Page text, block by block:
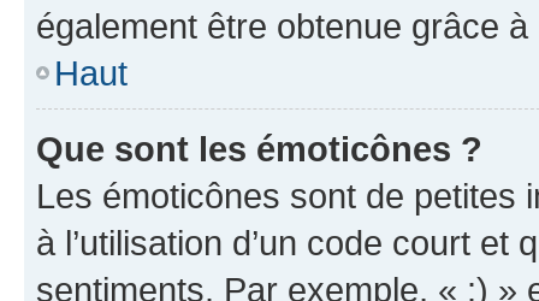
également être obtenue grâce à
Haut
Que sont les émoticônes ?
Les émoticônes sont de petites
à l’utilisation d’un code court et
sentiments. Par exemple, « :) »